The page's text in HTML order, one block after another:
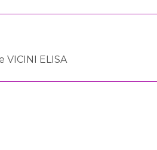
VICINI ELISA